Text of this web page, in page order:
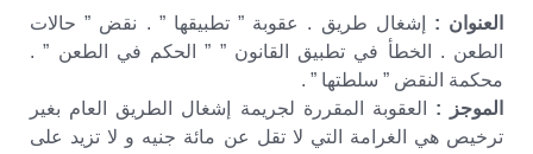
العنوان : إشغال طريق . عقوبة ” تطبيقها ” . نقض ” حالات
الطعن . الخطأ في تطبيق القانون ” ” الحكم في الطعن ” .
محكمة النقض ” سلطتها ” .
الموجز : العقوبة المقررة لجريمة إشغال الطريق العام بغير
ترخيص هي الغرامة التي لا تقل عن مائة جنيه و لا تزيد على